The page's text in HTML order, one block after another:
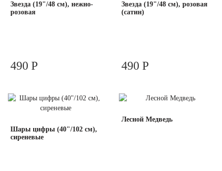
Звезда (19"/48 см), нежно-
розовая
490 Р
Звезда (19"/48 см), розовая
(сатин)
490 Р
Шары цифры (40"/102 см),
сиреневые
Лесной Медведь